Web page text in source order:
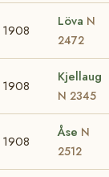
1908
Löva N
2472
1908
Kjellaug
N 2345
1908
Åse N
2512